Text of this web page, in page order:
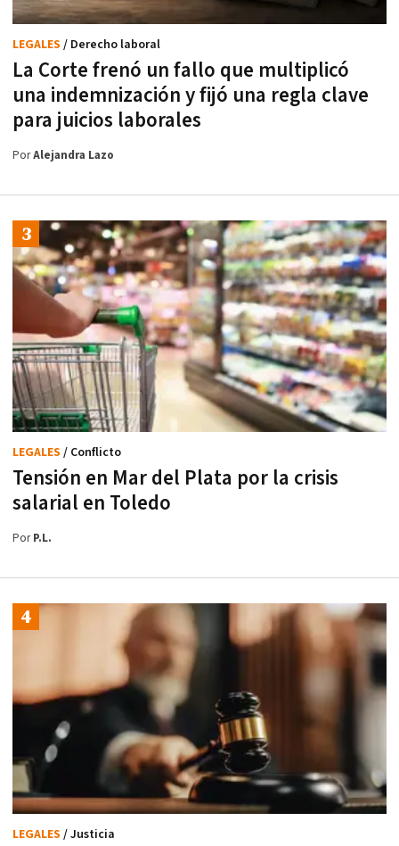
La Corte frenó un fallo que multiplicó
una indemnización y fijó una regla clave
para juicios laborales
LEGALES / Derecho laboral
PorAlejandra Lazo
Tensión en Mar del Plata por la crisis
salarial en Toledo
LEGALES / Conflicto
PorP.L.
LEGALES / Justicia